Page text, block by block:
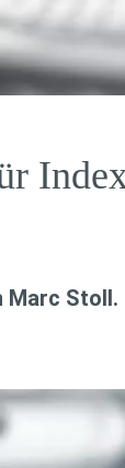
Marc Stoll.